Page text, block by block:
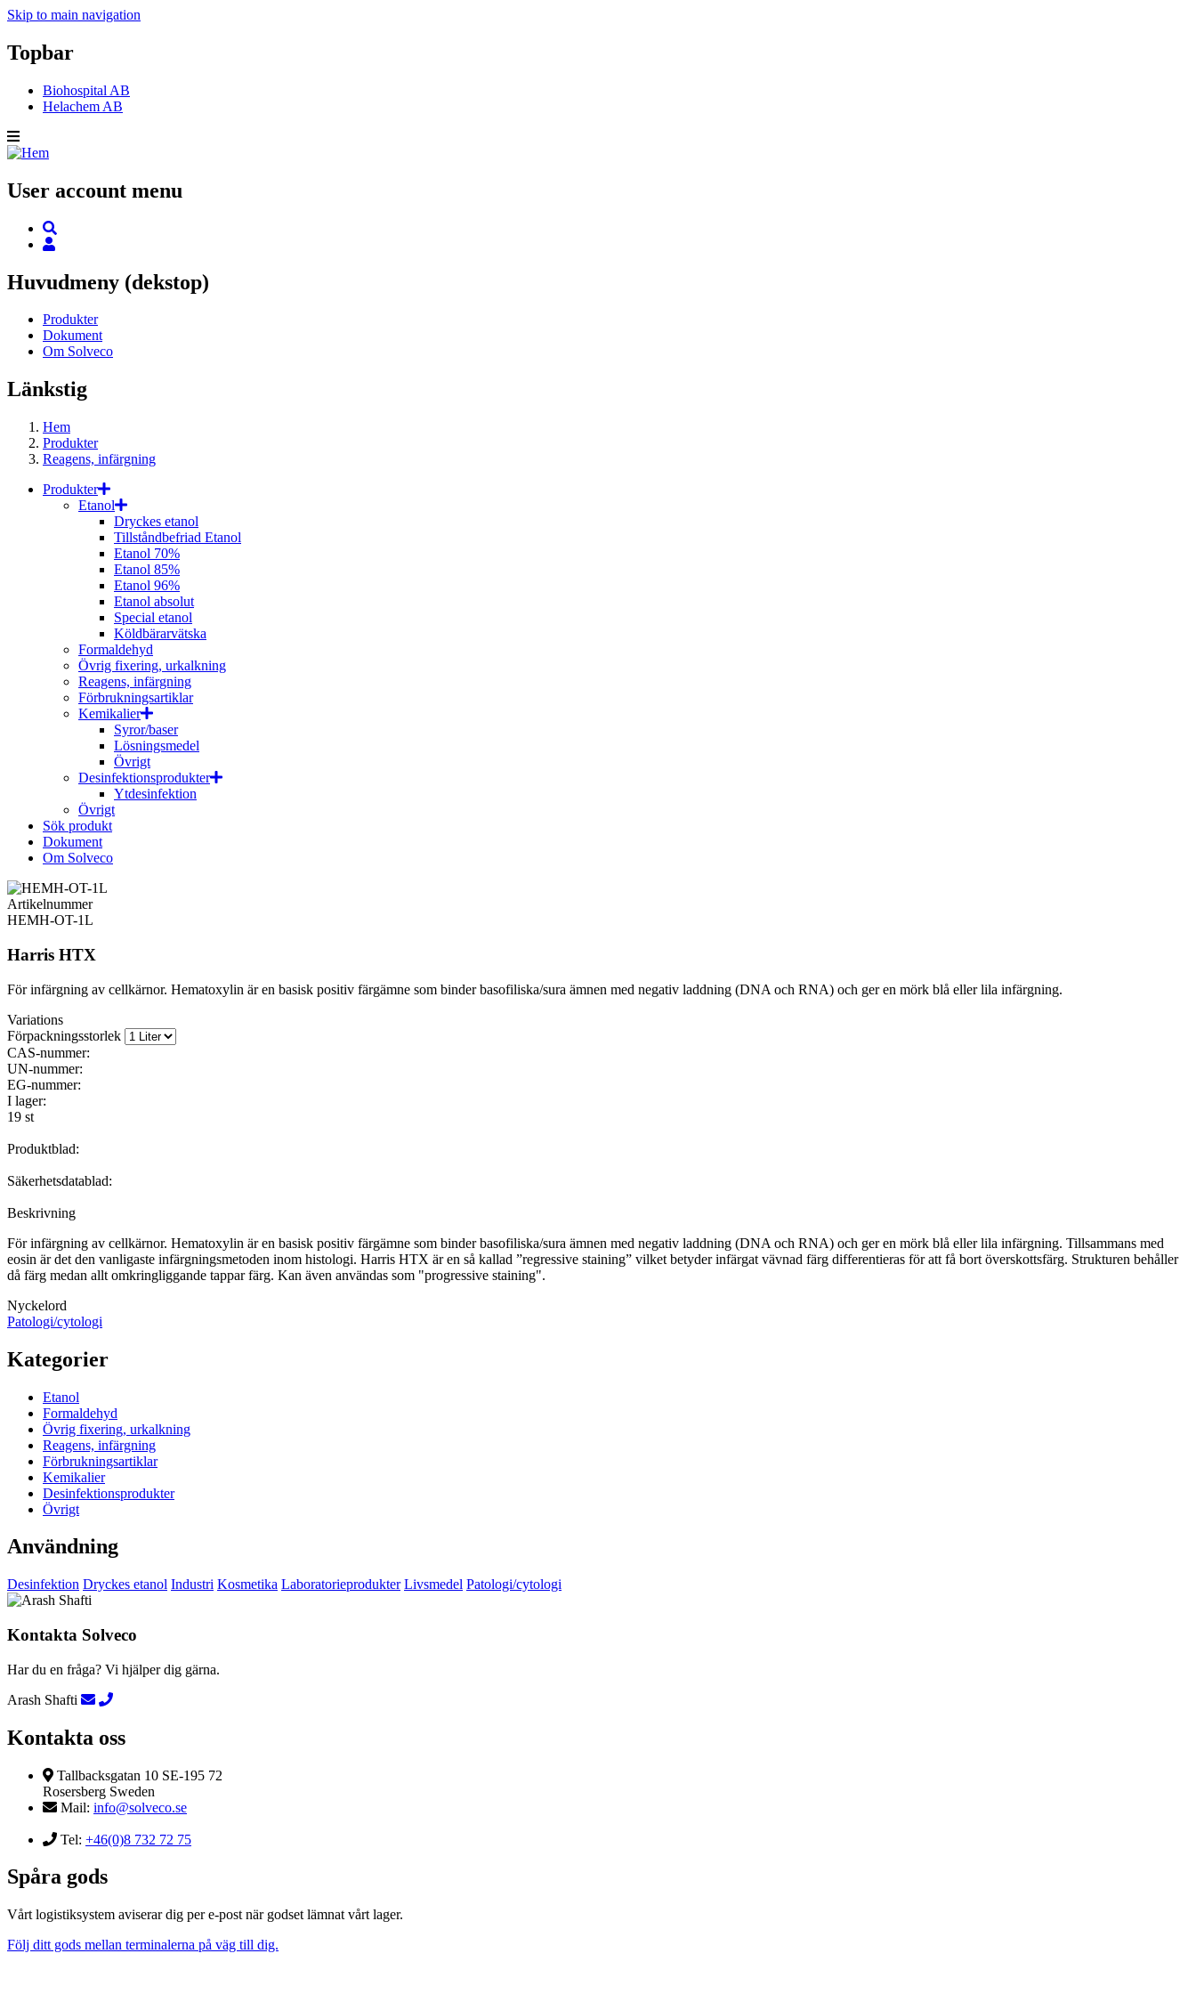
Skip to main navigation
Topbar
Biohospital AB
Helachem AB
User account menu
Huvudmeny (dekstop)
Produkter
Dokument
Om Solveco
Länkstig
Hem
Produkter
Reagens, infärgning
Produkter
Etanol
Dryckes etanol
Tillståndbefriad Etanol
Etanol 70%
Etanol 85%
Etanol 96%
Etanol absolut
Special etanol
Köldbärarvätska
Formaldehyd
Övrig fixering, urkalkning
Reagens, infärgning
Förbrukningsartiklar
Kemikalier
Syror/baser
Lösningsmedel
Övrigt
Desinfektionsprodukter
Ytdesinfektion
Övrigt
Sök produkt
Dokument
Om Solveco
Artikelnummer
HEMH-OT-1L
Harris HTX
För infärgning av cellkärnor. Hematoxylin är en basisk positiv färgämne som binder basofiliska/sura ämnen med negativ laddning (DNA och RNA) och ger en mörk blå eller lila infärgning.
Variations
Förpackningsstorlek
CAS-nummer:
UN-nummer:
EG-nummer:
I lager:
19 st
Produktblad:
Säkerhetsdatablad:
Beskrivning
För infärgning av cellkärnor. Hematoxylin är en basisk positiv färgämne som binder basofiliska/sura ämnen med negativ laddning (DNA och RNA) och ger en mörk blå eller lila infärgning. Tillsammans med
eosin är det den vanligaste infärgningsmetoden inom histologi. Harris HTX är en så kallad ”regressive staining” vilket betyder infärgat vävnad färg differentieras för att få bort överskottsfärg. Strukturen behåller
då färg medan allt omkringliggande tappar färg. Kan även användas som "progressive staining".
Nyckelord
Patologi/cytologi
Kategorier
Etanol
Formaldehyd
Övrig fixering, urkalkning
Reagens, infärgning
Förbrukningsartiklar
Kemikalier
Desinfektionsprodukter
Övrigt
Användning
Desinfektion Dryckes etanol Industri Kosmetika Laboratorieprodukter Livsmedel Patologi/cytologi
Kontakta Solveco
Har du en fråga? Vi hjälper dig gärna.
Arash Shafti
Kontakta oss
Tallbacksgatan 10 SE-195 72
Rosersberg Sweden
Mail: info@solveco.se
Tel: +46(0)8 732 72 75
Spåra gods
Vårt logistiksystem aviserar dig per e-post när godset lämnat vårt lager.
Följ ditt gods mellan terminalerna på väg till dig.